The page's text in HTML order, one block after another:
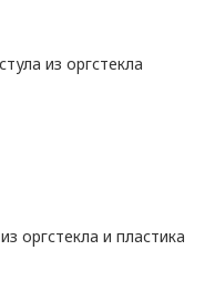
из оргстекла
оргстекла и пластика